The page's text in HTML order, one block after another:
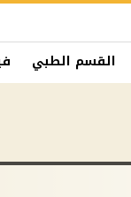
القسم الطبي